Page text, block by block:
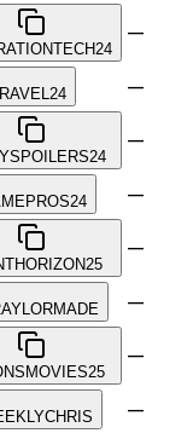
—
—
—
—
—
—
—
—